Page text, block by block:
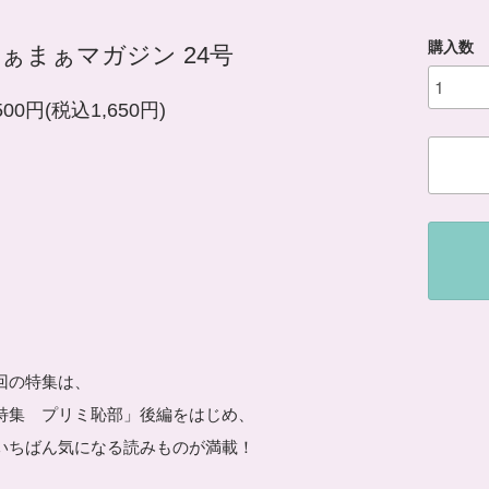
まぁマガジン 24号
円(税込1,650円)
購入数
の特集は、
集 プリミ恥部」後編をはじめ、
ちばん気になる読みものが満載！